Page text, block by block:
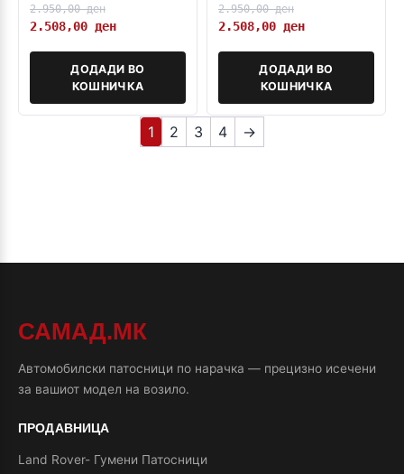
2.950,00ден
2.508,00 ден
ДОДАДИ ВО
КОШНИЧКА
2.950,00ден
2.508,00 ден
ДОДАДИ ВО
КОШНИЧКА
1 2 3 4 →
САМАД.МК
Автомобилски патосници по нарачка — прецизно исечени
за вашиот модел на возило.
ПРОДАВНИЦА
Land Rover- Гумени Патосници